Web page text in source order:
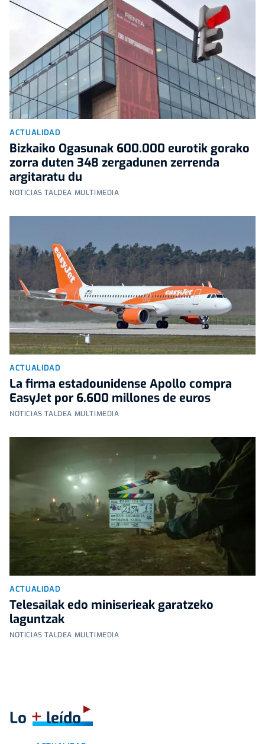
ACTUALIDAD
Bizkaiko Ogasunak 600.000 eurotik gorako
zorra duten 348 zergadunen zerrenda
argitaratu du
NOTICIAS TALDEA MULTIMEDIA
ACTUALIDAD
La firma estadounidense Apollo compra
EasyJet por 6.600 millones de euros
NOTICIAS TALDEA MULTIMEDIA
ACTUALIDAD
Telesailak edo miniserieak garatzeko
laguntzak
NOTICIAS TALDEA MULTIMEDIA
Lo +leído